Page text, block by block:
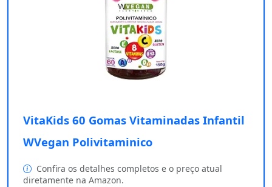
VitaKids 60 Gomas Vitaminadas Infantil
WVegan Polivitaminico
Confira os detalhes completos e o preço atual
diretamente na Amazon.